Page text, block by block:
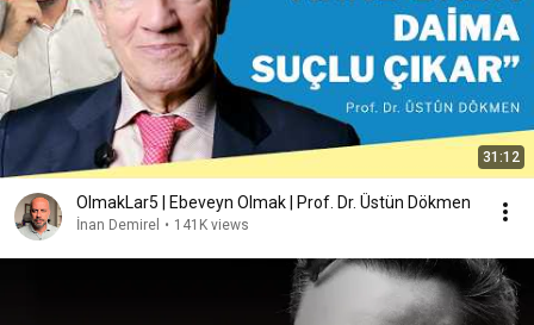
31:12
OlmakLar5 | Ebeveyn Olmak | Prof. Dr. Üstün Dökmen
İnan Demirel • 141K views